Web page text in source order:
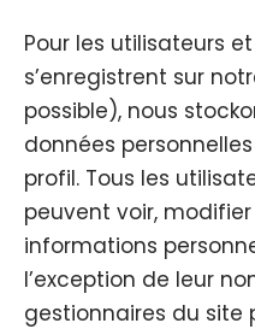
Pour les utilisateurs
s’enregistrent sur
possible), nous
données
profil. Tous les
peuvent voir,
informations
l’exception de leur
gestionnaires du site